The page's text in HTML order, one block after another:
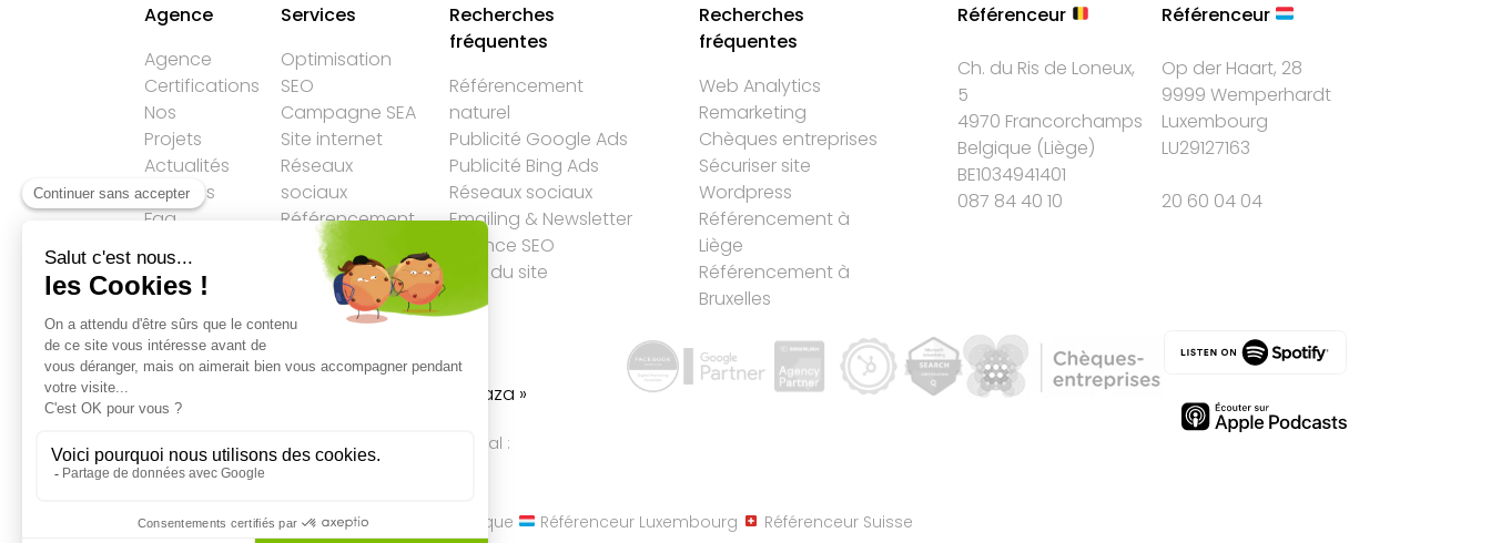
Agence
Agence
Certifications
Nos
Projets
Actualités
Services
Faq
Services
Optimisation
SEO
Campagne SEA
Site internet
Réseaux
sociaux
Référencement
Recherches
fréquentes
Référencement
naturel
Publicité Google Ads
Publicité Bing Ads
Réseaux sociaux
Emailing & Newsletter
Agence SEO
Plan du site
Recherches
fréquentes
Web Analytics
Remarketing
Chèques entreprises
Sécuriser site
Wordpress
Référencement à
Liège
Référencement à
Bruxelles
Référenceur
Ch. du Ris de Loneux,
5
4970 Francorchamps
Belgique (Liège)
BE1034941401
087 84 40 10
Référenceur
Op der Haart, 28
9999 Wemperhardt
Luxembourg
LU29127163
20 60 04 04
Accueil→Actualité→Google fête
aujourd’hui en Colombie le « Dia de la Raza »
Qualité des campagnes en
marketing digital :
4.7/5 étoiles sur107clients
Référenceur France Référenceur Belgique Référenceur Luxembourg Référenceur Suisse